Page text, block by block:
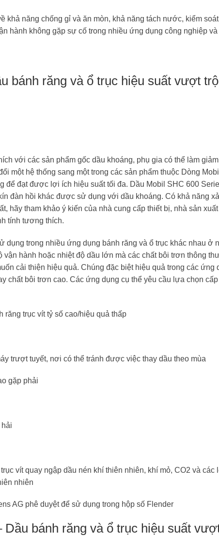
khả năng chống gỉ và ăn mòn, khả năng tách nước, kiểm
hành không gặp sự cố trong nhiều ứng dụng công nghiệp
bánh răng và ổ trục hiệu suất vượt
với các sản phẩm gốc dầu khoáng, phụ gia có thể làm
một hệ thống sang một trong các sản phẩm thuộc Dòng
để đạt được lợi ích hiệu suất tối đa. Dầu Mobil SHC 600
đàn hồi khác được sử dụng với dầu khoáng. Có khả năng
hãy tham khảo ý kiến ​​của nhà cung cấp thiết bị, nhà sản
tính tương thích.
trong nhiều ứng dụng bánh răng và ổ trục khác nhau ở
hành hoặc nhiệt độ dầu lớn mà các chất bôi trơn thông
cải thiện hiệu quả. Chúng đặc biệt hiệu quả trong các ứng
chất bôi trơn cao. Các ứng dụng cụ thể yêu cầu lựa chọn
răng trục vít tỷ số cao/hiệu quả thấp
trượt tuyết, nơi có thể tránh được việc thay dầu theo mùa
gặp phải
hải
vít quay ngập dầu nén khí thiên nhiên, khí mỏ, CO2 và các
nhiên
AG phê duyệt để sử dụng trong hộp số Flender
bánh răng và ổ trục hiệu suất